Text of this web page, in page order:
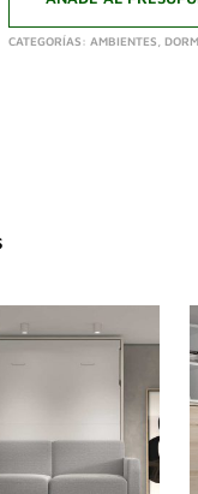
CATEGORÍAS:AMBIENTES ,